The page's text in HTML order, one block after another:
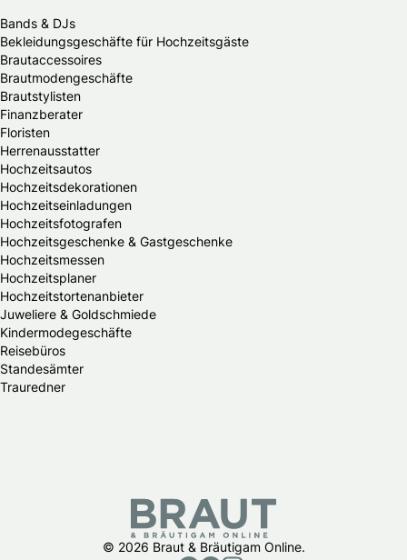
Bands & DJs
Bekleidungsgeschäfte für Hochzeitsgäste
Brautaccessoires
Brautmodengeschäfte
Brautstylisten
Finanzberater
Floristen
Herrenausstatter
Hochzeitsautos
Hochzeitsdekorationen
Hochzeitseinladungen
Hochzeitsfotografen
Hochzeitsgeschenke & Gastgeschenke
Hochzeitsmessen
Hochzeitsplaner
Hochzeitstortenanbieter
Juweliere & Goldschmiede
Kindermodegeschäfte
Reisebüros
Standesämter
Trauredner
© 2026 Braut & Bräutigam Online.